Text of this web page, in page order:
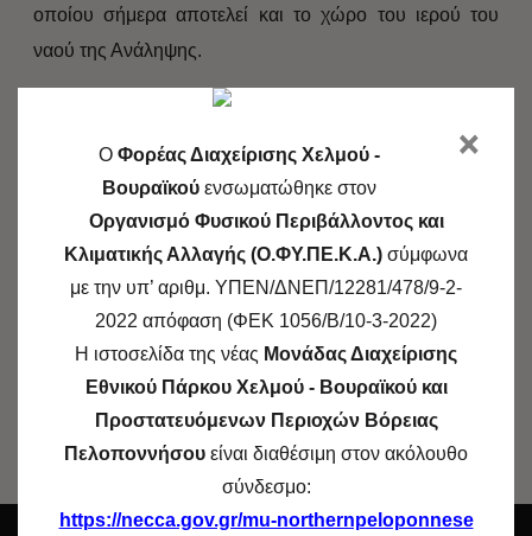
οποίου σήμερα αποτελεί και το χώρο του ιερού του
ναού της Ανάληψης.
SHARE
SHARE ON TWITTER
SHARE ON FACEBOOK
SHARE ON LINKEDIN
×
O Φορέας Διαχείρισης Χελμού -
Βουραϊκού ενσωματώθηκε στον
Οργανισμό Φυσικού Περιβάλλοντος και
Κλιματικής Αλλαγής (Ο.ΦΥ.ΠΕ.Κ.Α.) σύμφωνα
με την υπ’ αριθμ. ΥΠΕΝ/ΔΝΕΠ/12281/478/9-2-
2022 απόφαση (ΦΕΚ 1056/Β/10-3-2022)
Η ιστοσελίδα της νέας Μονάδας Διαχείρισης
Εθνικού Πάρκου Χελμού - Βουραϊκού και
Προστατευόμενων Περιοχών Βόρειας
Πελοποννήσου είναι διαθέσιμη στον ακόλουθο
σύνδεσμο:
https://necca.gov.gr/mu-northernpeloponnese